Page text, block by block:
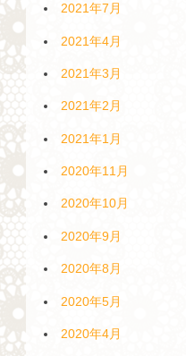
2021年7月
2021年4月
2021年3月
2021年2月
2021年1月
2020年11月
2020年10月
2020年9月
2020年8月
2020年5月
2020年4月